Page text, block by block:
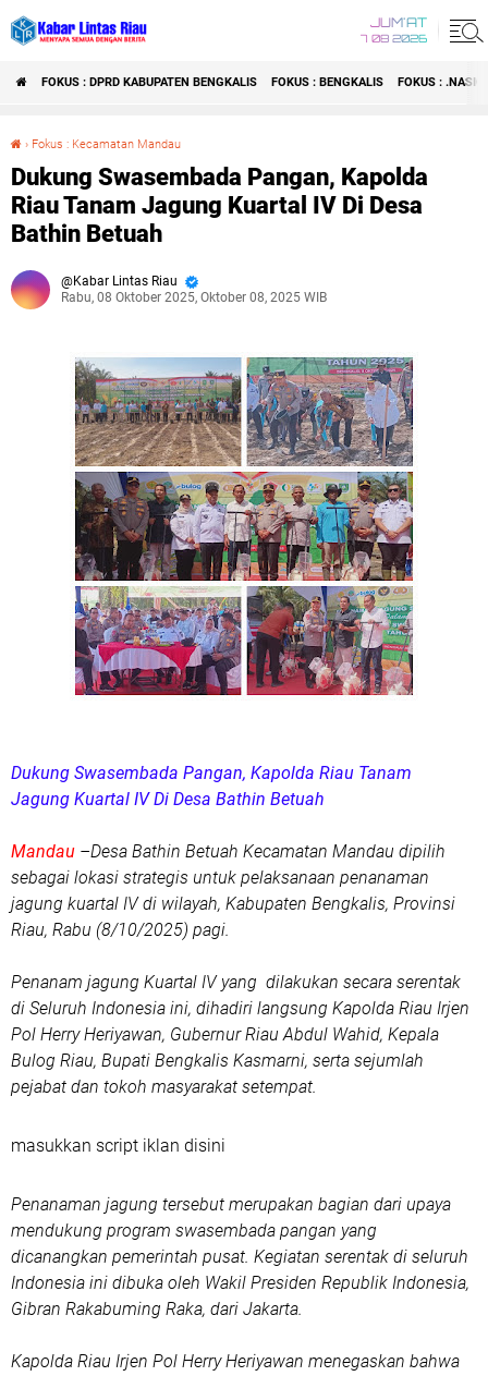
JUM'AT
7 08 2026
FOKUS : DPRD KABUPATEN BENGKALIS FOKUS : BENGKALIS FOKUS :
› Fokus : Kecamatan Mandau
Dukung Swasembada Pangan, Kapolda
Riau Tanam Jagung Kuartal IV Di Desa
Bathin Betuah
Kabar Lintas Riau
Rabu, 08 Oktober 2025, Oktober 08, 2025 WIB
Dukung Swasembada Pangan, Kapolda Riau Tanam
Jagung Kuartal IV Di Desa Bathin Betuah
Mandau –Desa Bathin Betuah Kecamatan Mandau dipilih
sebagai lokasi strategis untuk pelaksanaan penanaman
jagung kuartal IV di wilayah, Kabupaten Bengkalis, Provinsi
Riau, Rabu (8/10/2025) pagi.
Penanam jagung Kuartal IV yang dilakukan secara serentak
di Seluruh Indonesia ini, dihadiri langsung Kapolda Riau Irjen
Pol Herry Heriyawan, Gubernur Riau Abdul Wahid, Kepala
Bulog Riau, Bupati Bengkalis Kasmarni, serta sejumlah
pejabat dan tokoh masyarakat setempat.
masukkan script iklan disini
Penanaman jagung tersebut merupakan bagian dari upaya
mendukung program swasembada pangan yang
dicanangkan pemerintah pusat. Kegiatan serentak di seluruh
Indonesia ini dibuka oleh Wakil Presiden Republik Indonesia,
Gibran Rakabuming Raka, dari Jakarta.
Kapolda Riau Irjen Pol Herry Heriyawan menegaskan bahwa